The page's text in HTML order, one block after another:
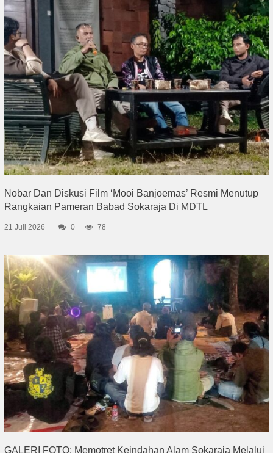
Nobar Dan Diskusi Film ‘Mooi Banjoemas’ Resmi Menutup
Rangkaian Pameran Babad Sokaraja Di MDTL
21 Juli 2026 0 78
GALERI FOTO: Memotret Keindahan Alam Sokaraja Melalui